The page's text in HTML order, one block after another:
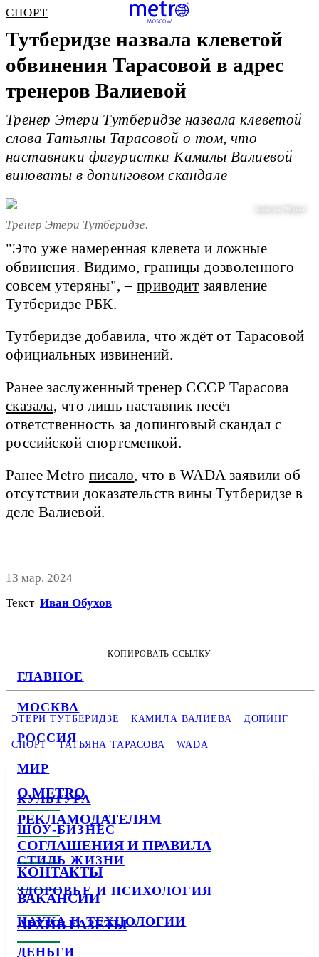
ГЛАВНОЕ
МОСКВА
РОССИЯ
МИР
КУЛЬТУРА
ШОУ-БИЗНЕС
СТИЛЬ ЖИЗНИ
ЗДОРОВЬЕ И ПСИХОЛОГИЯ
НАУКА И ТЕХНОЛОГИИ
ДЕНЬГИ
СПОРТ
Тутберидзе назвала клеветой
обвинения Тарасовой в адрес
тренеров Валиевой
Тренер Этери Тутберидзе назвала клеветой
слова Татьяны Тарасовой о том, что
наставники фигуристки Камилы Валиевой
виноваты в допинговом скандале
Агентство "Москва"
Тренер Этери Тутберидзе.
"Это уже намеренная клевета и ложные
обвинения. Видимо, границы дозволенного
совсем утеряны", – приводит заявление
Тутберидзе РБК.
Тутберидзе добавила, что ждёт от Тарасовой
официальных извинений.
Ранее заслуженный тренер СССР Тарасова
сказала, что лишь наставник несёт
ответственность за допинговый скандал с
российской спортсменкой.
Ранее Metro писало, что в WADA заявили об
отсутствии доказательств вины Тутберидзе в
деле Валиевой.
13 мар. 2024
Текст Иван Обухов
КОПИРОВАТЬ ССЫЛКУ
ЭТЕРИ ТУТБЕРИДЗЕ КАМИЛА ВАЛИЕВА ДОПИНГ
СПОРТ ТАТЬЯНА ТАРАСОВА WADA
О METRO
РЕКЛАМОДАТЕЛЯМ
СОГЛАШЕНИЯ И ПРАВИЛА
КОНТАКТЫ
ВАКАНСИИ
АРХИВ ГАЗЕТЫ